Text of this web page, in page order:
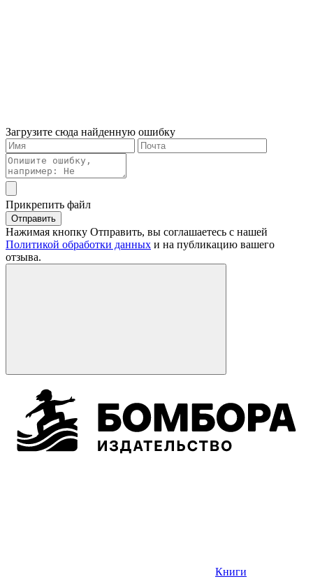
Загрузите сюда найденную ошибку
Прикрепить файл
Отправить
Нажимая кнопку Отправить, вы соглашаетесь с нашей
Политикой обработки данных и на публикацию вашего
отзыва.
Книги